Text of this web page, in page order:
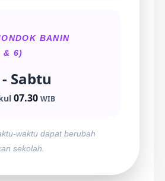
BANIN
& 6)
Sabtu
07.30 WIB
waktu dapat berubah
sekolah.